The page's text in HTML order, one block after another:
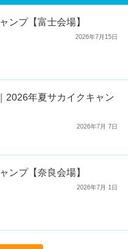
ンプ【富士会場】
2026年7月15日
2026年夏サカイクキャン
2026年7月 7日
ンプ【奈良会場】
2026年7月 1日